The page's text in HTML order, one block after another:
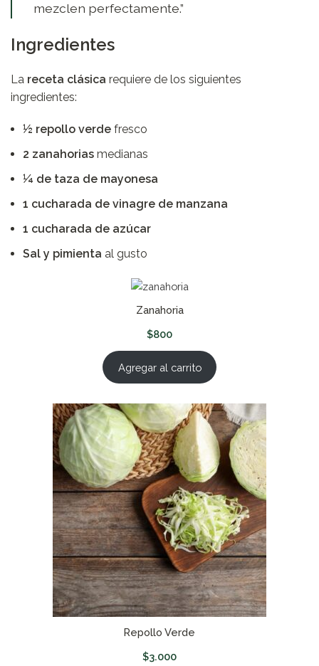
mezclen perfectamente.”
Ingredientes
La receta clásica requiere de los siguientes
ingredientes:
½ repollo verde fresco
2 zanahorias medianas
¼ de taza de mayonesa
1 cucharada de vinagre de manzana
1 cucharada de azúcar
Sal y pimienta al gusto
Zanahoria
$800
Agregar al carrito
Repollo Verde
$3.000